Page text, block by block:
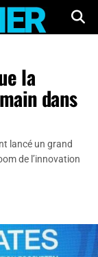
la
dans
lancé un grand
de l’innovation